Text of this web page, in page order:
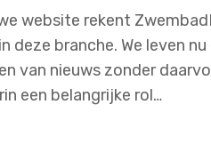
website rekent
deze branche. We leven
van nieuws zonder
een belangrijke rol…